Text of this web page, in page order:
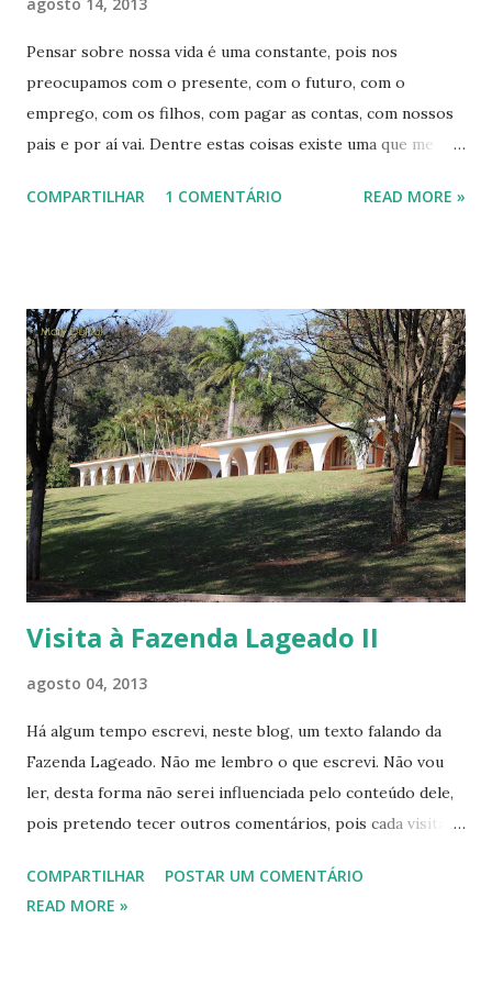
agosto 14, 2013
Pensar sobre nossa vida é uma constante, pois nos
preocupamos com o presente, com o futuro, com o
emprego, com os filhos, com pagar as contas, com nossos
pais e por aí vai. Dentre estas coisas existe uma que me
pelo caráter definitivo dela ou pelo mistério que envolve o
experiências relativas a ela, a morte. Durante muitos e
muitos anos de minha vida, quase não tive contato com a
morte de pessoas conhecidas, pessoas queridas, parentes.
Isto durou até a idade adulta, pro volta dos meus trinta
anos. Os primeiros a morrerem, por acidentes ou doenças,
foram meu pai e seus irmãos. Todos com mais de sessenta
anos, setenta, oitenta, mas mesmo assim trouxeram
sofrimentos e dor para todos das famílias. Recentemente
tenho visto pessoas jovens, com menos de cinqüenta,...
COMPARTILHAR 1 COMENTÁRIO READ MORE »
Visita à Fazenda Lageado II
agosto 04, 2013
Há algum tempo escrevi, neste blog, um texto falando da
Fazenda Lageado. Não me lembro o que escrevi. Não vou
ler, desta forma não serei influenciada pelo conteúdo dele,
pois pretendo tecer outros comentários, pois cada visita é
Novidades na visita deste final de semana: algumas flores,
muita gente caminhando, fazendo exercícios, visitando.
COMPARTILHAR
POSTAR UM COMENTÁRIO
READ MORE »